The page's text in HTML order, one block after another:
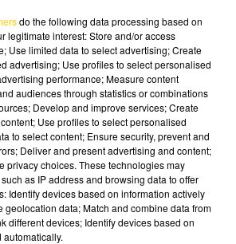
min 13 sec)
13 sec
DU 19/05/25 À 12H30
do the following data processing based on
legitimate interest: Store and/or access
Use limited data to select advertising; Create
advertising; Use profiles to select personalised
performance; Measure content
audiences through statistics or combinations
Develop and improve services; Create
Use profiles to select personalised
to select content; Ensure security, prevent and
Deliver and present advertising and content;
privacy choices. These technologies may
as IP address and browsing data to offer
Identify devices based on information actively
geolocation data; Match and combine data from
different devices; Identify devices based on